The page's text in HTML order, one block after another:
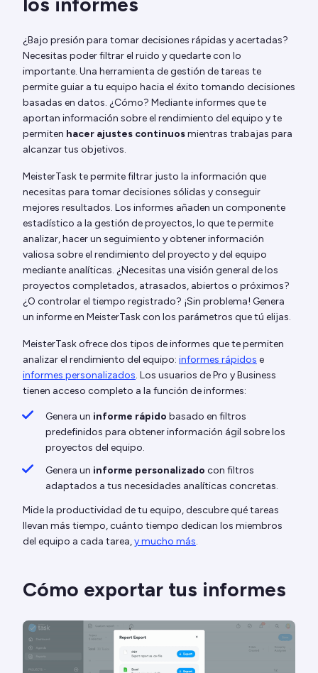
¿Bajo presión para tomar decisiones rápidas y acertadas?
Necesitas poder filtrar el ruido y quedarte con lo
importante. Una herramienta de gestión de tareas te
permite guiar a tu equipo hacia el éxito tomando decisiones
basadas en datos. ¿Cómo? Mediante informes que te
aportan información sobre el rendimiento del equipo y te
permiten hacer ajustes continuosmientras trabajas para
alcanzar tus objetivos.
MeisterTask te permite filtrar justo la información que
necesitas para tomar decisiones sólidas y conseguir
mejores resultados. Los informes añaden un componente
estadístico a la gestión de proyectos, lo que te permite
analizar, hacer un seguimiento y obtener información
valiosa sobre el rendimiento del proyecto y del equipo
mediante analíticas. ¿Necesitas una visión general de los
proyectos completados, atrasados, abiertos o próximos?
¿O controlar el tiempo registrado? ¡Sin problema! Genera
un informe en MeisterTask con los parámetros que tú elijas.
MeisterTask ofrece dos tipos de informes que te permiten
analizar el rendimiento del equipo: informes rápidos e
informes personalizados. Los usuarios de Pro y Business
tienen acceso completo a la función de informes:
Genera un informe rápido basado en filtros
predefinidos para obtener información ágil sobre los
proyectos del equipo.
Genera un informe personalizado con filtros
adaptados a tus necesidades analíticas concretas.
Mide la productividad de tu equipo, descubre qué tareas
llevan más tiempo, cuánto tiempo dedican los miembros
del equipo a cada tarea,y mucho más.
Cómo exportar tus informes